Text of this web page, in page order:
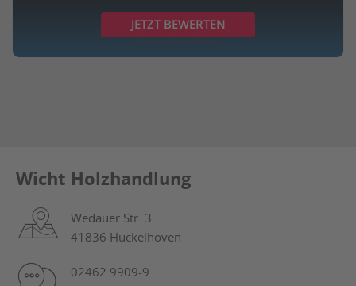
JETZT BEWERTEN
Wicht Holzhandlung
Wedauer Str. 3
41836 Hückelhoven
02462 9909-9